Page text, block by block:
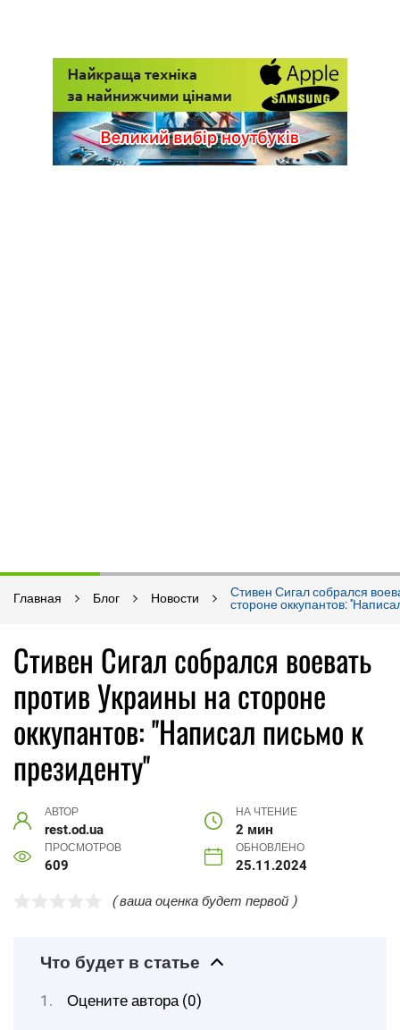
Главная Блог Новости
Стивен Сигал собрался
стороне оккупантов:
Стивен Сигал собрался воевать
против Украины на стороне
оккупантов: ''Написал письмо к
президенту''
АВТОР
rest.od.ua
НА ЧТЕНИЕ
2 мин
ПРОСМОТРОВ
609
ОБНОВЛЕНО
25.11.2024
( ваша оценка будет первой )
Что будет в статье
Оцените автора (0)